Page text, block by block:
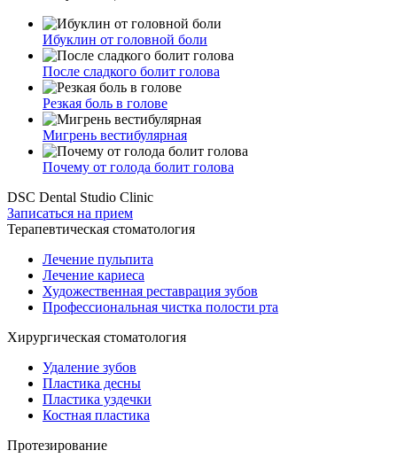
Ибуклин от головной боли
После сладкого болит голова
Резкая боль в голове
Мигрень вестибулярная
Почему от голода болит голова
DSC Dental Studio Clinic
Записаться на прием
Терапевтическая стоматология
Лечение пульпита
Лечение кариеса
Художественная реставрация зубов
Профессиональная чистка полости рта
Хирургическая стоматология
Удаление зубов
Пластика десны
Пластика уздечки
Костная пластика
Протезирование